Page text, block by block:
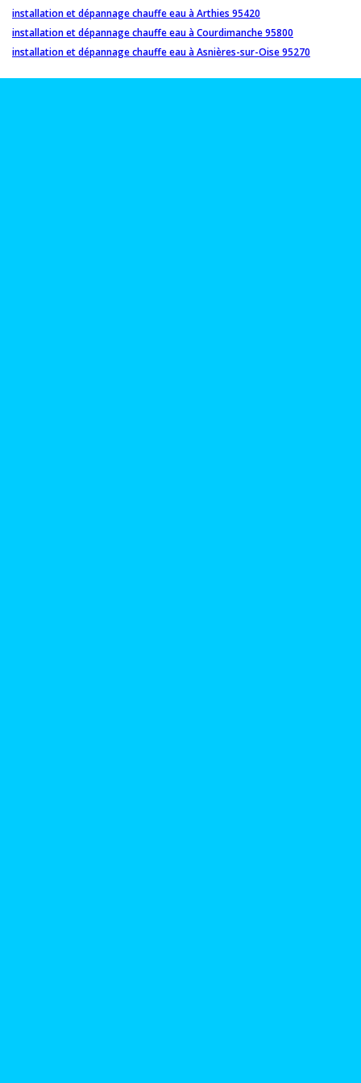
installation et dépannage chauffe eau à Arthies 95420
installation et dépannage chauffe eau à Courdimanche 95800
installation et dépannage chauffe eau à Asnières-sur-Oise 95270